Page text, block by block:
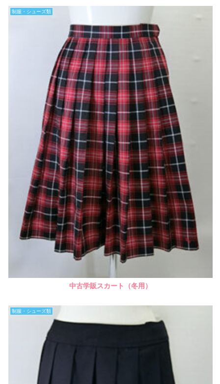
制服・シューズ類
中古学販スカート（冬用）
制服・シューズ類